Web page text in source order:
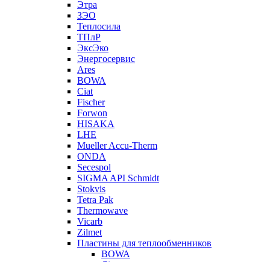
Этра
ЗЭО
Теплосила
ТПлР
ЭксЭко
Энергосервис
Ares
BOWA
Ciat
Fischer
Forwon
HISAKA
LHE
Mueller Accu-Therm
ONDA
Secespol
SIGMA API Schmidt
Stokvis
Tetra Pak
Thermowave
Vicarb
Zilmet
Пластины для теплообменников
BOWA